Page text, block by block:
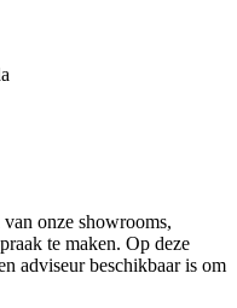
onze showrooms,
te maken. Op deze
adviseur beschikbaar is om